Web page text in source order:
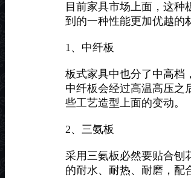
目前家具市场上面，这
到的一种性能更加优越的
1、中纤板
板式家具中也分了中高档
中纤板会经过高温高压之
些工艺造型上面的变动。
2、三氨板
采用三氨板必然要贴合刨
的耐水、耐热、耐磨，配